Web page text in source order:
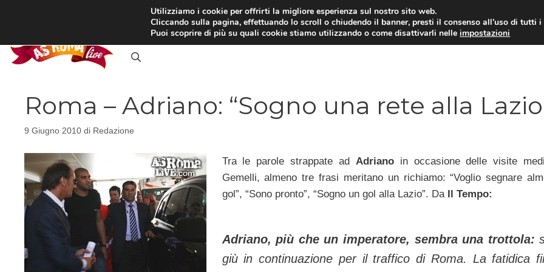
RASSEGNA STAMPA INTERVISTE CALCIOMERCATO CAMPIONATO
Roma – Adriano: “Sogno una rete alla
9 Giugno 2010 di Redazione
Tra le parole strappate ad Adrianoin occasione delle visite
Gemelli, almeno tre frasi meritano un richiamo: “Voglio segnare
gol”, “Sono pronto”, “Sogno un gol alla Lazio”. Da Il Tempo:
Adriano, più che un imperatore, sembra una trottola:
giù in continuazione per il traffico di Roma. La fatidica
Utilizziamo i cookie per offrirti la migliore esperienza sul nostro sito web.
Cliccando sulla pagina, effettuando lo scroll o chiudendo il banner, presti il consenso all’uso di tutti i
Puoi scoprire di più su quali cookie stiamo utilizzando o come disattivarli nelleimpostazioni